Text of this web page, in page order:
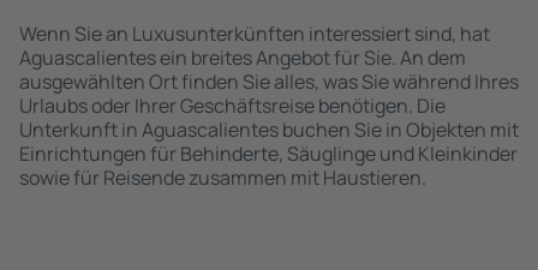
Wenn Sie an Luxusunterkünften interessiert sind, hat
Aguascalientes ein breites Angebot für Sie. An dem
ausgewählten Ort finden Sie alles, was Sie während Ihres
Urlaubs oder Ihrer Geschäftsreise benötigen. Die
Unterkunft in Aguascalientes buchen Sie in Objekten mit
Einrichtungen für Behinderte, Säuglinge und Kleinkinder
sowie für Reisende zusammen mit Haustieren.